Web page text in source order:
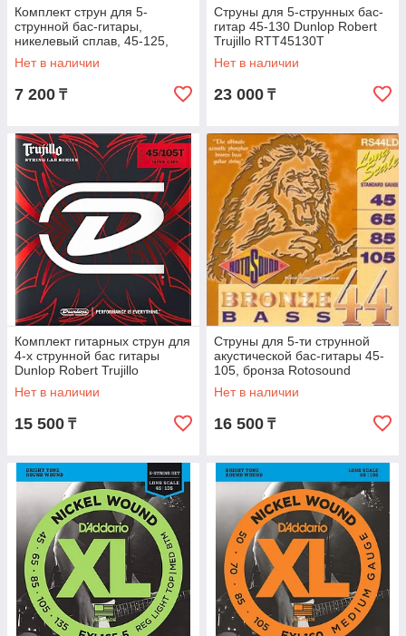
Комплект струн для 5-
струнной бас-гитары,
никелевый сплав, 45-125,
Мозеръ Hit Drive BNH-5МL
Нет в наличии
7 200 ₸
Струны для 5-струнных бас-
гитар 45-130 Dunlop Robert
Trujillo RTT45130T
Нет в наличии
23 000 ₸
Комплект гитарных струн для
4-х струнной бас гитары
Dunlop Robert Trujillo
RTT45105T
Нет в наличии
15 500 ₸
Струны для 5-ти струнной
акустической бас-гитары 45-
105, бронза Rotosound
RS44LD
Нет в наличии
16 500 ₸